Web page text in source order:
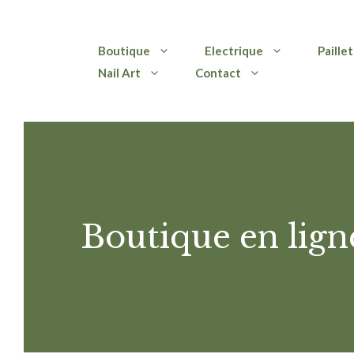
Boutique Electrique
Nail Art
Contact
Boutique en